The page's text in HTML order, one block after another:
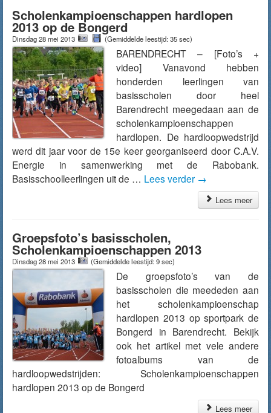
Scholenkampioenschappen hardlopen
2013 op de Bongerd
Dinsdag 28 mei 2013 (Gemiddelde leestijd: 35 sec)
BARENDRECHT – [Foto’s +
video] Vanavond hebben
honderden leerlingen van
basisscholen door heel
Barendrecht meegedaan aan de
scholenkampioenschappen
hardlopen. De hardloopwedstrijd
werd dit jaar voor de 15e keer georganiseerd door C.A.V.
Energie in samenwerking met de Rabobank.
Basisschoolleerlingen uit de … Lees verder →
Lees meer
Groepsfoto’s basisscholen,
Scholenkampioenschappen 2013
Dinsdag 28 mei 2013 (Gemiddelde leestijd: 9 sec)
De groepsfoto’s van de
basisscholen die meededen aan
het scholenkampioenschap
hardlopen 2013 op sportpark de
Bongerd in Barendrecht. Bekijk
ook het artikel met vele andere
fotoalbums van de
hardloopwedstrijden: Scholenkampioenschappen
hardlopen 2013 op de Bongerd
Lees meer